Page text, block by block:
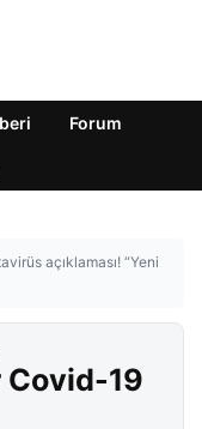
Forum
açıklaması! “Yeni
Covid-19